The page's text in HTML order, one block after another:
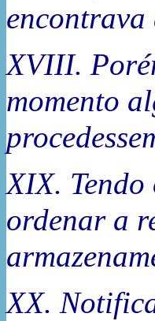
XVIII.
momento
XIX.
ordenar a
XX.